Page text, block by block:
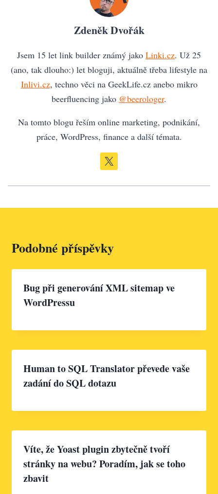
Zdeněk Dvořák
Jsem 15 let link builder známý jako Linki.cz. Už 25
(ano, tak dlouho:) let bloguji, aktuálně třeba lifestyle na
Inlivi.cz, techno věci na GeekLife.cz anebo mikro
beerfluencing jako @beerologer.
Na tomto blogu řeším online marketing, podnikání,
práce, WordPress, finance a další témata.
Podobné příspěvky
Bug při generování XML sitemap ve
WordPressu
Human to SQL Translator převede vaše
zadání do SQL dotazu
Víte, že Yoast plugin zbytečně tvoří
stránky na webu? Poradím, jak se toho
zbavit